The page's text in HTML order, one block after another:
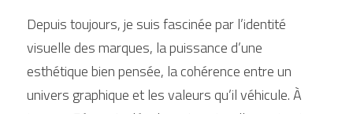
Depuis toujours, je suis fascinée par l’identité
visuelle des marques, la puissance d’une
esthétique bien pensée, la cohérence entre un
univers graphique et les valeurs qu’il véhicule. À